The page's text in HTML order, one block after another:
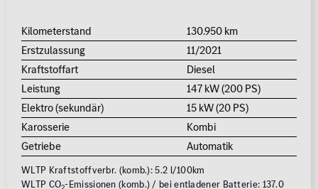
Kilometerstand
130.950 km
Erstzulassung
11/2021
Kraftstoffart
Diesel
Leistung
147 kW (200 PS)
Elektro (sekundär)
15 kW (20 PS)
Karosserie
Kombi
Getriebe
Automatik
WLTP Kraftstoffverbr. (komb.): 5.2 l/100km
WLTP CO2-Emissionen (komb.) / bei entladener Batterie: 137.0